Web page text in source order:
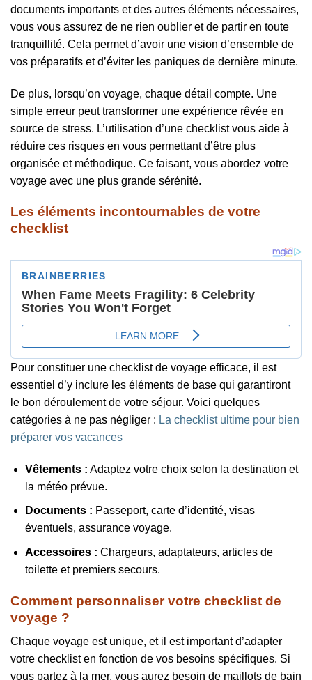
documents importants et des autres éléments nécessaires,
vous vous assurez de ne rien oublier et de partir en toute
tranquillité. Cela permet d’avoir une vision d’ensemble de
vos préparatifs et d’éviter les paniques de dernière minute.
De plus, lorsqu’on voyage, chaque détail compte. Une
simple erreur peut transformer une expérience rêvée en
source de stress. L’utilisation d’une checklist vous aide à
réduire ces risques en vous permettant d’être plus
organisée et méthodique. Ce faisant, vous abordez votre
voyage avec une plus grande sérénité.
Les éléments incontournables de votre
checklist
Pour constituer une checklist de voyage efficace, il est
essentiel d’y inclure les éléments de base qui garantiront
le bon déroulement de votre séjour. Voici quelques
catégories à ne pas négliger : La checklist ultime pour bien
préparer vos vacances
Vêtements : Adaptez votre choix selon la destination et
la météo prévue.
Documents : Passeport, carte d’identité, visas
éventuels, assurance voyage.
Accessoires : Chargeurs, adaptateurs, articles de
toilette et premiers secours.
Comment personnaliser votre checklist de
voyage ?
Chaque voyage est unique, et il est important d’adapter
votre checklist en fonction de vos besoins spécifiques. Si
vous partez à la mer, vous aurez besoin de maillots de bain